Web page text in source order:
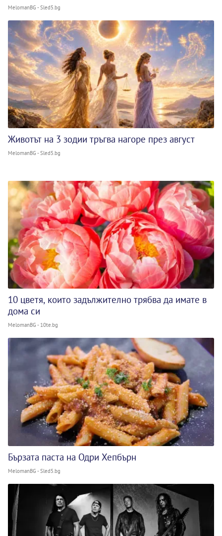
MelomanBG - Sled5.bg
Животът на 3 зодии тръгва нагоре през август
MelomanBG - Sled5.bg
10 цветя, които задължително трябва да имате в
дома си
MelomanBG - 10te.bg
Бързата паста на Одри Хепбърн
MelomanBG - Sled5.bg